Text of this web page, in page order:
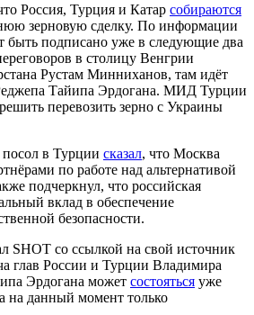
Россия, Турция и Катар собираются
зерновую сделку. По информации
быть подписано уже в следующие два
в столицу Венгрии
Рустам Минниханов, там идёт
Тайипа Эрдогана. МИД Турции
перевозить зерно с Украины
посол в Турции сказал, что Москва
по работе над альтернативой
подчеркнул, что российская
вклад в обеспечение
безопасности.
SHOT со ссылкой на свой источник
глав России и Турции Владимира
Эрдогана может состояться уже
на данный момент только